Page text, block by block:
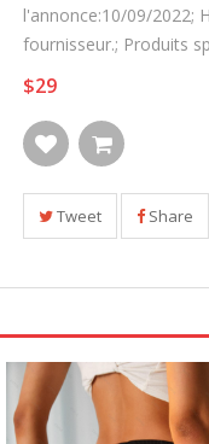
l'annonce:10/09/2022;
fournisseur.; Produits
$29
Tweet Share